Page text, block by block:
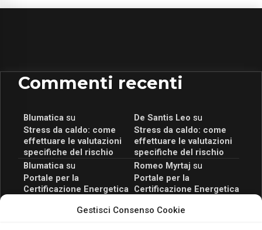
Gestisci Consenso Cookie
Commenti recenti
Blumaticasu
Stress da caldo: come
effettuare le valutazioni
specifiche del rischio
De Santis Leo su
Stress da caldo: come
effettuare le valutazioni
specifiche del rischio
Blumaticasu
Portale per la
Certificazione Energetica
scopri il Corso Blumatica
Romeo Myrtaj su
Portale per la
Certificazione Energetica
scopri il Corso Blumatica